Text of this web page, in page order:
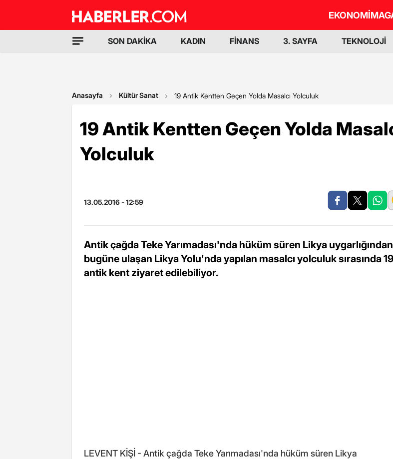
EKONOMİ
SON DAKİKA KADIN FİNANS 3. SAYFA TEKNOLOJİ
Anasayfa Kültür Sanat 19 Antik Kentten Geçen Yolda Masalcı Yolculuk
19 Antik Kentten Geçen Yolda
Yolculuk
13.05.2016 - 12:59
Antik çağda Teke Yarımadası'nda hüküm süren Likya uygarlığından
bugüne ulaşan Likya Yolu'nda yapılan masalcı yolculuk sırasında 19
antik kent ziyaret edilebiliyor.
LEVENT KİŞİ - Antik çağda Teke Yarımadası'nda hüküm süren Likya